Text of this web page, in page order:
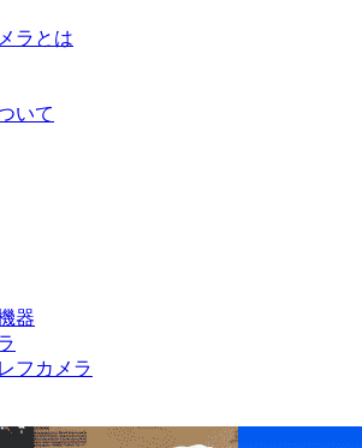
ラとは
いて
器
フカメラ